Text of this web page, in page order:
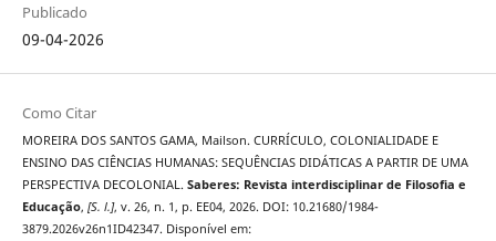
Publicado
09-04-2026
Como Citar
MOREIRA DOS SANTOS GAMA, Mailson. CURRÍCULO, COLONIALIDADE E
ENSINO DAS CIÊNCIAS HUMANAS: SEQUÊNCIAS DIDÁTICAS A PARTIR DE UMA
PERSPECTIVA DECOLONIAL. Saberes: Revista interdisciplinar de Filosofia e
Educação, [S. l.], v. 26, n. 1, p. EE04, 2026. DOI: 10.21680/1984-
3879.2026v26n1ID42347. Disponível em: